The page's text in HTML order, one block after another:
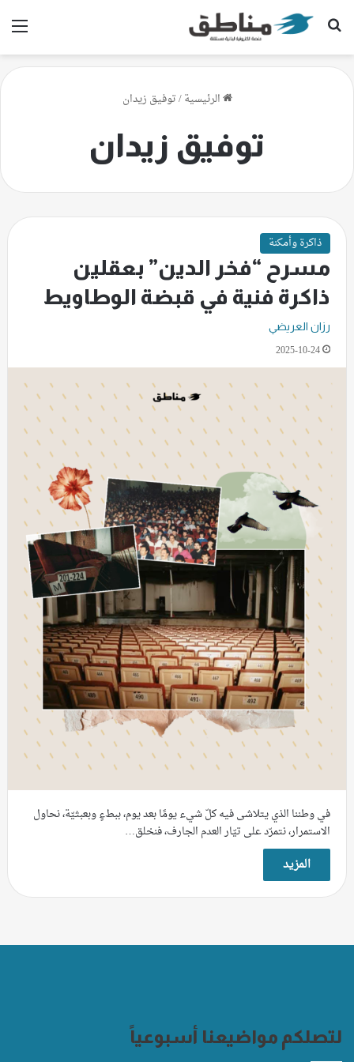
بحث عن
الرئيسية/توفيق زيدان
توفيق زيدان
ذاكرة وأمكنة
مسرح “فخر الدين” بعقلين
ذاكرة فنية في قبضة الوطاويط
رزان العريضي
2025-10-24
في وطننا الذي يتلاشى فيه كلّ شيء يومًا بعد يوم، ببطءٍ وبعبثيّة، نحاول
الاستمرار، نتمرّد على تيّار العدم الجارف، فنخلق…
المزيد
لتصلكم مواضيعنا أسبوعياً